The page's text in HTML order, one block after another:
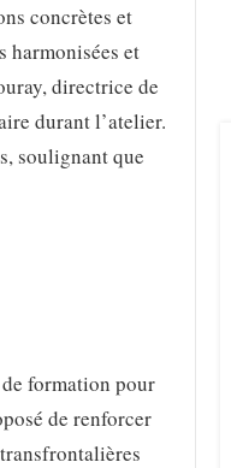
concrètes et
harmonisées et
directrice de
durant l’atelier.
soulignant que
formation pour
de renforcer